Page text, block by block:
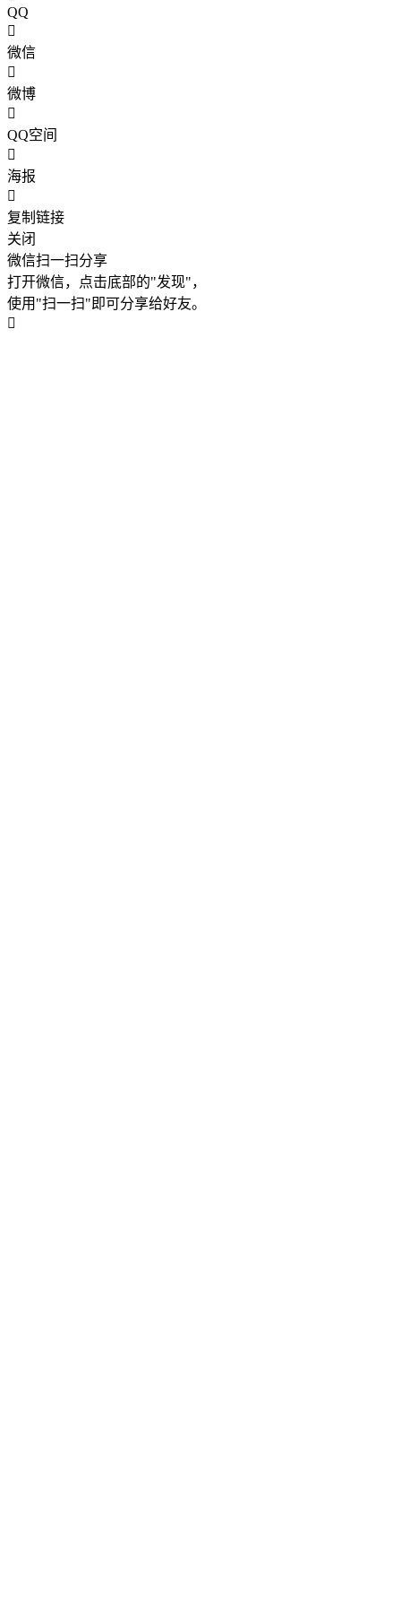
QQ
微信
微博
QQ空间
海报
复制链接
关闭
微信扫一扫分享
打开微信，点击底部的"发现"，
使用"扫一扫"即可分享给好友。